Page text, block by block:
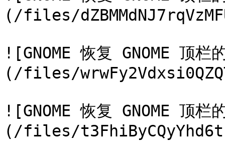
(/files/
![GNOME 恢复 GNOME 顶栏
(/files/
![GNOME 恢复 GNOME 顶栏
(/files/